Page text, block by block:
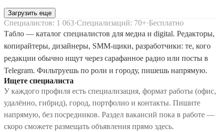
Загрузить еще
Специалистов: 1 063 Специализаций: 70+ Бесплатно
Табло — каталог специалистов для медиа и digital. Редакторы,
копирайтеры, дизайнеры, SMM-щики, разработчики: те, кого
редакции обычно ищут через сарафанное радио или посты в
Telegram. Фильтруешь по роли и городу, пишешь напрямую.
Ищете специалиста
У каждого профиля есть специализация, формат работы (офис,
удалённо, гибрид), город, портфолио и контакты. Пишите
напрямую, без посредников. Раздел вакансий пока в работе —
скоро сможете размещать объявления прямо здесь.